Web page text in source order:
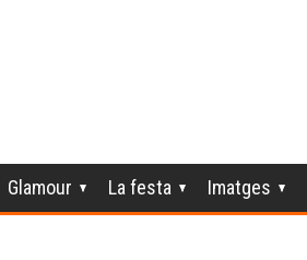
Glamour La festa Imatges